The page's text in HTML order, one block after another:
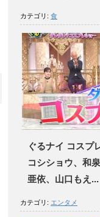
カテゴリ: 食
ぐるナイ コスプ
コシショウ、和
亜依、山口もえ...
カテゴリ: エンタメ